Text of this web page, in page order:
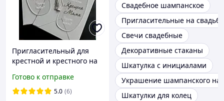
Пригласительный для
крестной и крестного на
Акриловая ножка
Готово к отправке
5.0 (6)
Свадебное шампанское
Пригласительные на свадьбу
Свечи свадебные
Декоративные стаканы
Шкатулка с инициалами
Украшение шампанского на
Шкатулки для колец